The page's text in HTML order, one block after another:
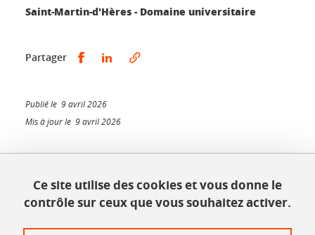
Saint-Martin-d'Hères - Domaine universitaire
Partager Partager sur Facebook
Partager sur LinkedIn
Publié le 9 avril 2026
Mis à jour le 9 avril 2026
INSPÉ - Bâtiment Bergès
1025, rue de la piscine
Ce site utilise des cookies et vous donne le
contrôle sur ceux que vous souhaitez activer.